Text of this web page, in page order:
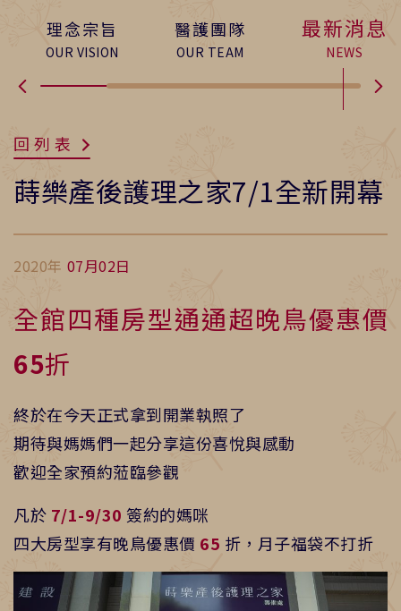
理念宗旨
OUR VISION
醫護團隊
OUR TEAM
最新消息
NEWS
回列表
蒔樂產後護理之家7/1全新開幕
2020年 07月02日
全館四種房型通通超晚鳥優惠價
65折
終於在今天正式拿到開業執照了
期待與媽媽們一起分享這份喜悅與感動
歡迎全家預約蒞臨參觀
凡於 7/1-9/30 簽約的媽咪
四大房型享有晚鳥優惠價 65 折，月子福袋不打折